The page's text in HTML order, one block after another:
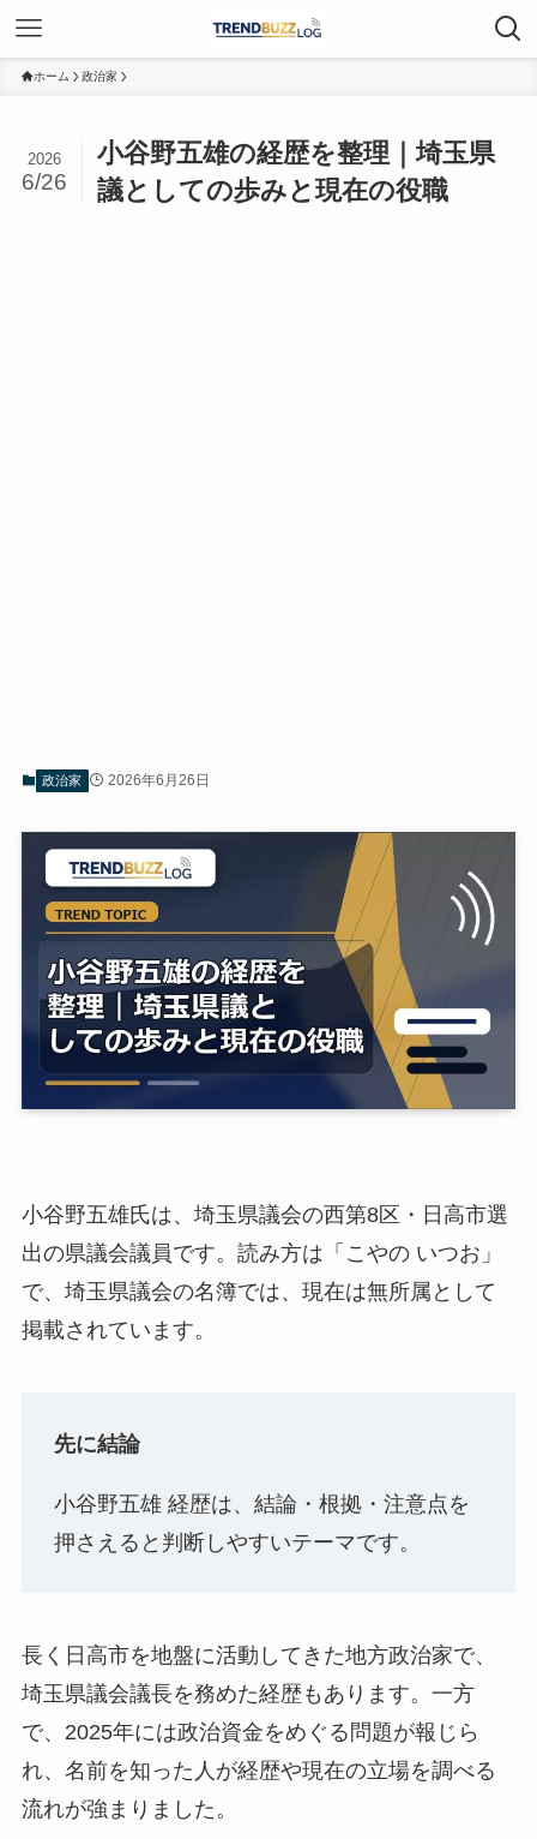
ホーム 政治家
小谷野五雄の経歴を整理｜埼玉県
議としての歩みと現在の役職
2026
6/26
政治家 2026年6月26日
小谷野五雄氏は、埼玉県議会の西第8区・日高市選
出の県議会議員です。読み方は「こやの いつお」
で、埼玉県議会の名簿では、現在は無所属として
掲載されています。
先に結論
小谷野五雄 経歴は、結論・根拠・注意点を
押さえると判断しやすいテーマです。
長く日高市を地盤に活動してきた地方政治家で、
埼玉県議会議長を務めた経歴もあります。一方
で、2025年には政治資金をめぐる問題が報じら
れ、名前を知った人が経歴や現在の立場を調べる
流れが強まりました。